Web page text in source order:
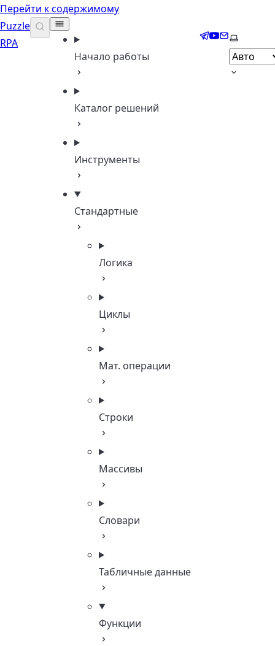
Перейти к содержимому
Puzzle
RPA
Начало работы
Каталог решений
Инструменты
Стандартные
Логика
Циклы
Мат. операции
Строки
Массивы
Словари
Табличные данные
Функции
Telegram
YouTube
Email